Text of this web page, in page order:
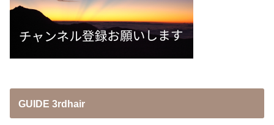
GUIDE 3rdhair